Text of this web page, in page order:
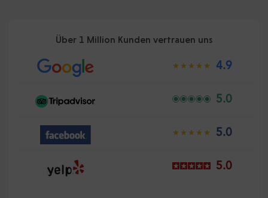
Über 1 Million Kunden vertrauen uns
4.9
5.0
5.0
5.0